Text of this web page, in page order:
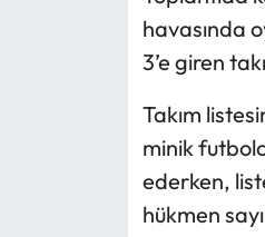
havasında
3’e giren
Takım
minik
ederken,
hükmen
Mecitözü Haberleri
Oğuzlar Haberleri
Osmancık Haberleri